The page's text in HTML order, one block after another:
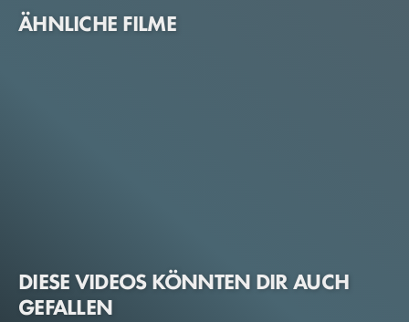
ÄHNLICHE FILME
DIESE VIDEOS KÖNNTEN DIR AUCH
GEFALLEN